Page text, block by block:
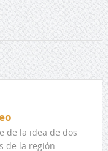
de la idea de dos
de la región